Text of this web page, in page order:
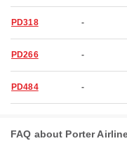
PD318 -
PD266 -
PD484 -
FAQ about Porter